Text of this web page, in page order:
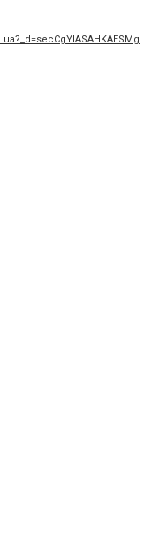
https:///@onclinic.ua?_d=secCgYIASAHKAESMgowBwlu09jEus%2Fyo9bKRJ7n5kvbNcHiTnZw%2FilAFeIGzz6uwgwfNGzHp6urR30yQVR5GgA%3D&language=ru&sec_uid=MS4wLjABAAAAE8o-nhYl-8TGM_e9UQjQhJLFxDal2PO3sVSFINfCV3_a9jTiLI2CTwBQ-Cq9JHVj&sec_user_id=MS4wLjABAAAAuyfcItXAh3SSz21TmgK0coO2chKrrfX6Qc5I-tI-KQAxpZ4CIyeQOKZDar81VKNt&share_app_name=musically&share_author_id=6811085572289332230&share_link_id=746827b1-a326-480b-b683-54f78ffcbdc8&timestamp=1614853713&u_code=dacmfe99114cck&am=